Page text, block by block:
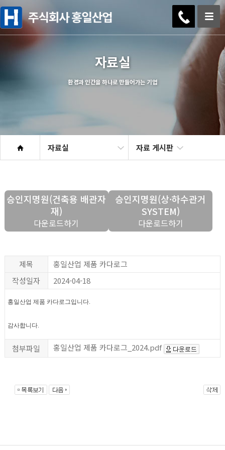
자료실
환경과 인간을 하나로 만들어가는 기업
자료실 자료 게시판
승인지명원(건축용 배관자
재)
다운로드하기
승인지명원(상·하수관거
SYSTEM)
다운로드하기
제목
홍일산업 제품 카다로그
작성일자
2024-04-18
홍일산업 제품 카다로그입니다.
감사합니다.
첨부파일 홍일산업 제품 카다로그_2024.pdf